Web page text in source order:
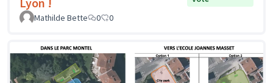
Mathilde Bette
0 0